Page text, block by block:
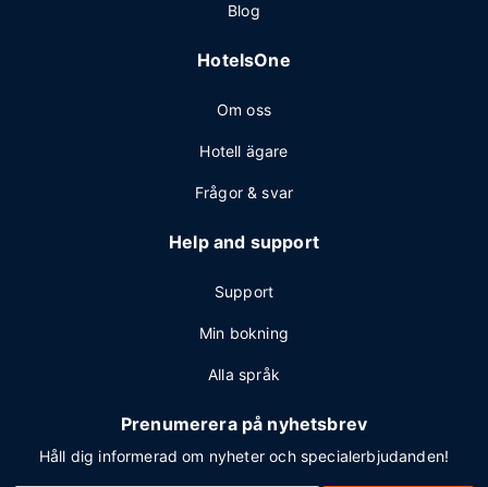
Blog
HotelsOne
Om oss
Hotell ägare
Frågor & svar
Help and support
Support
Min bokning
Alla språk
Prenumerera på nyhetsbrev
Håll dig informerad om nyheter och specialerbjudanden!